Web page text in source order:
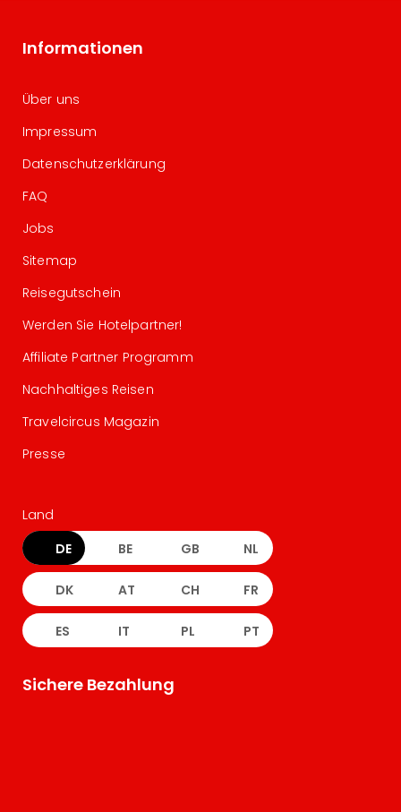
Informationen
Über uns
Impressum
Datenschutzerklärung
FAQ
Jobs
Sitemap
Reisegutschein
Werden Sie Hotelpartner!
Affiliate Partner Programm
Nachhaltiges Reisen
Travelcircus Magazin
Presse
Land
DE BE GB NL
DK AT CH FR
ES IT PL PT
Sichere Bezahlung